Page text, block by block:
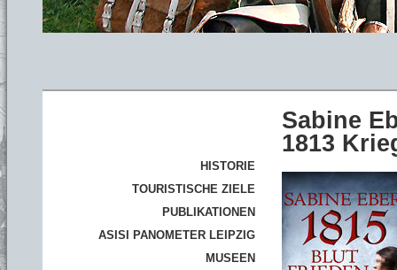
HISTORIE
TOURISTISCHE ZIELE
PUBLIKATIONEN
ASISI PANOMETER LEIPZIG
MUSEEN
Sabine
1813